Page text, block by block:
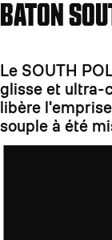
BATON
Le SOUTH
glisse et ultra-
libère
souple à été